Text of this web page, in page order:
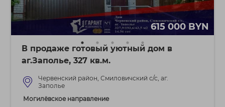
615 000 BYN
В продаже готовый уютный дом в
аг.Заполье, 327 кв.м.
Червенский район, Смиловичский с/с, аг.
Заполье
Могилёвское направление